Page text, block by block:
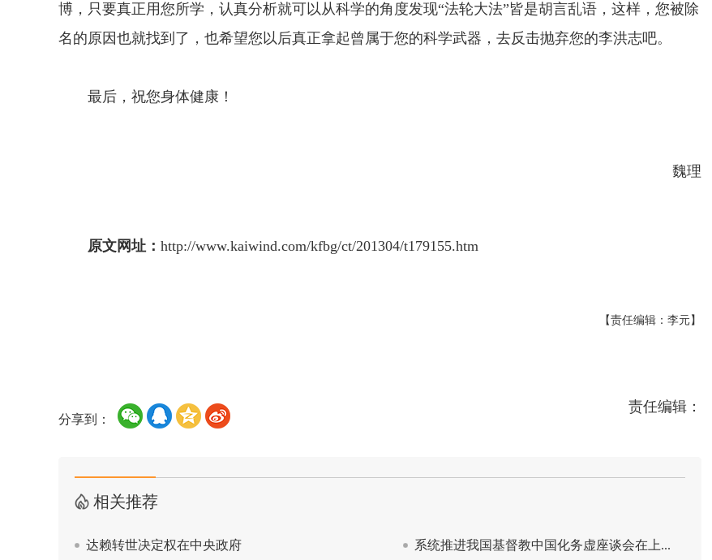
博，只要真正用您所学，认真分析就可以从科学的角度发现“法轮大法”皆是胡言乱语，这样，您被除
名的原因也就找到了，也希望您以后真正拿起曾属于您的科学武器，去反击抛弃您的李洪志吧。
最后，祝您身体健康！
魏理
原文网址： http://www.kaiwind.com/kfbg/ct/201304/t179155.htm
【责任编辑：李元】
分享到：
责任编辑：